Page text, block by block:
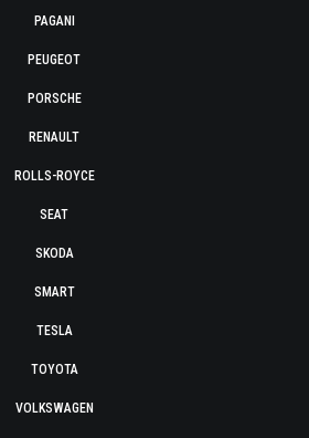
PAGANI
PEUGEOT
PORSCHE
RENAULT
ROLLS-ROYCE
SEAT
SKODA
SMART
TESLA
TOYOTA
VOLKSWAGEN